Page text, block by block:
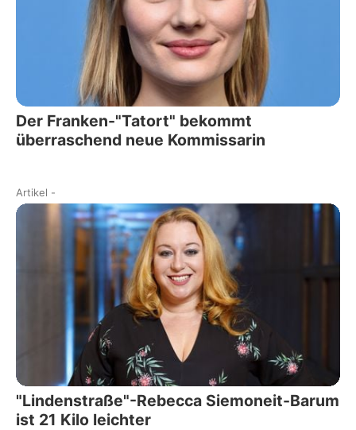
Der Franken-"Tatort" bekommt
überraschend neue Kommissarin
Artikel -
"Lindenstraße"-Rebecca Siemoneit-Barum
ist 21 Kilo leichter